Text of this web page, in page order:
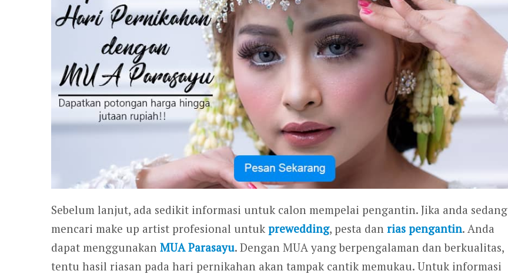
Sebelum lanjut, ada sedikit informasi untuk calon mempelai pengantin. Jika anda sedang
mencari make up artist profesional untuk prewedding, pesta dan rias pengantin. Anda
dapat menggunakan MUA Parasayu. Dengan MUA yang berpengalaman dan berkualitas,
tentu hasil riasan pada hari pernikahan akan tampak cantik memukau. Untuk informasi